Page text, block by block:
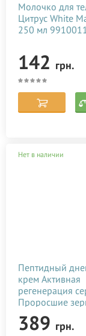
Молочко для
Цитрус White
250 мл
142 грн.
Нет в наличии
Пептидный
крем Активная
регенерация
Проросшие
White Mandarin
99100250101
389 грн.